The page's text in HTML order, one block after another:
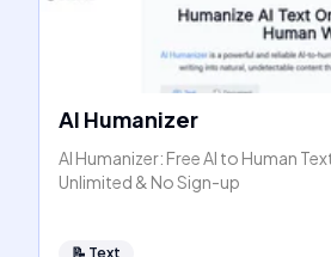
AI Humanizer
AI Humanizer: Free AI to Human
Unlimited & No Sign-up
📝 Text